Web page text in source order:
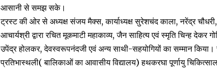
आसानी से समझ सके।
ट्रस्ट की ओर से अध्यक्ष संजय मैक्स, कार्याध्यक्ष सुरेशचंद काला, नरेंद्र
आचार्यश्री द्वारा रचित मूकमाटी महाकाव्य, जैन साहित्य एवं स्मृति चिन्ह देकर
उपेंद्र होलकर, देवस्वरूपनंदजी एवं अन्य साथी-सहयोगियों का सम्मान किया।
प्रतिभास्थली( बालिकाओं का आवासीय विद्यालय) हथकरघा पूर्णायु